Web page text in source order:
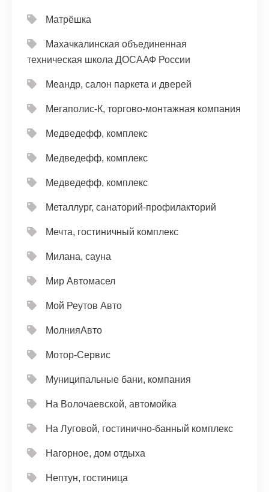
Матрёшка
Махачкалинская объединенная
техническая школа ДОСААФ России
Меандр, салон паркета и дверей
Мегаполис-К, торгово-монтажная компания
Медведефф, комплекс
Медведефф, комплекс
Медведефф, комплекс
Металлург, санаторий-профилакторий
Мечта, гостиничный комплекс
Милана, сауна
Мир Автомасел
Мой Реутов Авто
МолнияАвто
Мотор-Сервис
Муниципальные бани, компания
На Волочаевской, автомойка
На Луговой, гостинично-банный комплекс
Нагорное, дом отдыха
Нептун, гостиница